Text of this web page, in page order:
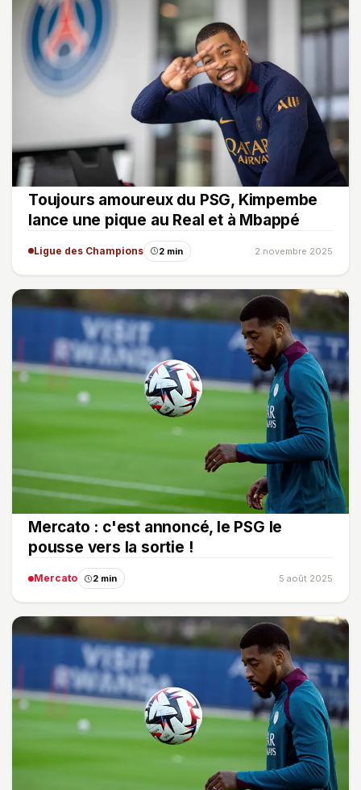
Toujours amoureux du PSG, Kimpembe
lance une pique au Real et à Mbappé
Ligue des Champions 2 min 2 novembre 2025
Mercato : c'est annoncé, le PSG le
pousse vers la sortie !
Mercato 2 min 5 août 2025